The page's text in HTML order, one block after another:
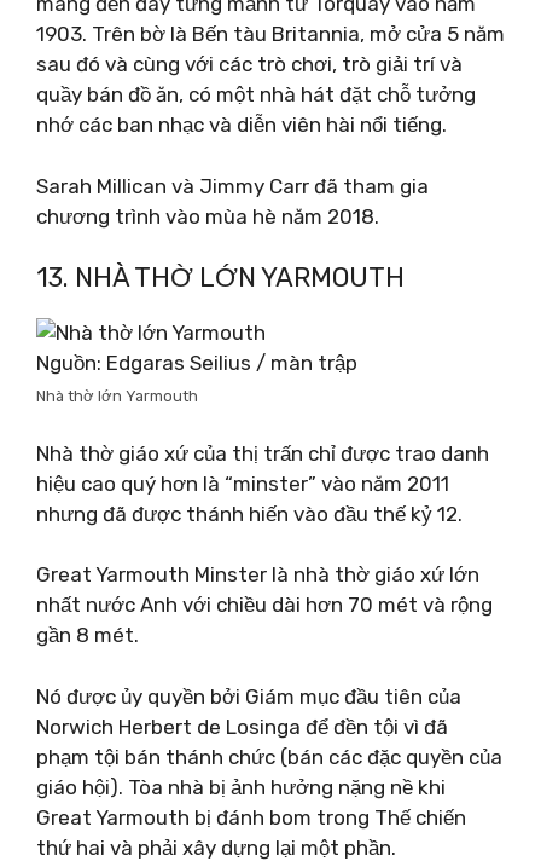
1903. Trên bờ là Bến tàu Britannia, mở cửa 5 năm
sau đó và cùng với các trò chơi, trò giải trí và
quầy bán đồ ăn, có một nhà hát đặt chỗ tưởng
nhớ các ban nhạc và diễn viên hài nổi tiếng.
Sarah Millican và Jimmy Carr đã tham gia
chương trình vào mùa hè năm 2018.
13. NHÀ THỜ LỚN YARMOUTH
Nguồn: Edgaras Seilius / màn trập
Nhà thờ lớn Yarmouth
Nhà thờ giáo xứ của thị trấn chỉ được trao danh
hiệu cao quý hơn là “minster” vào năm 2011
nhưng đã được thánh hiến vào đầu thế kỷ 12.
Great Yarmouth Minster là nhà thờ giáo xứ lớn
nhất nước Anh với chiều dài hơn 70 mét và rộng
gần 8 mét.
Nó được ủy quyền bởi Giám mục đầu tiên của
Norwich Herbert de Losinga để đền tội vì đã
phạm tội bán thánh chức (bán các đặc quyền của
giáo hội). Tòa nhà bị ảnh hưởng nặng nề khi
Great Yarmouth bị đánh bom trong Thế chiến
thứ hai và phải xây dựng lại một phần.